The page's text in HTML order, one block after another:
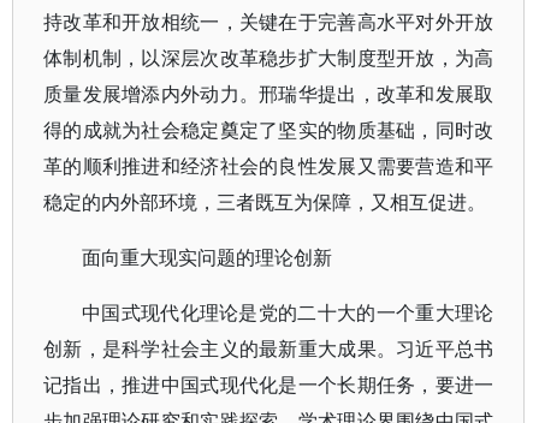
持改革和开放相统一，关键在于完善高水平对外开放
体制机制，以深层次改革稳步扩大制度型开放，为高
质量发展增添内外动力。邢瑞华提出，改革和发展取
得的成就为社会稳定奠定了坚实的物质基础，同时改
革的顺利推进和经济社会的良性发展又需要营造和平
稳定的内外部环境，三者既互为保障，又相互促进。
面向重大现实问题的理论创新
中国式现代化理论是党的二十大的一个重大理论
创新，是科学社会主义的最新重大成果。习近平总书
记指出，推进中国式现代化是一个长期任务，要进一